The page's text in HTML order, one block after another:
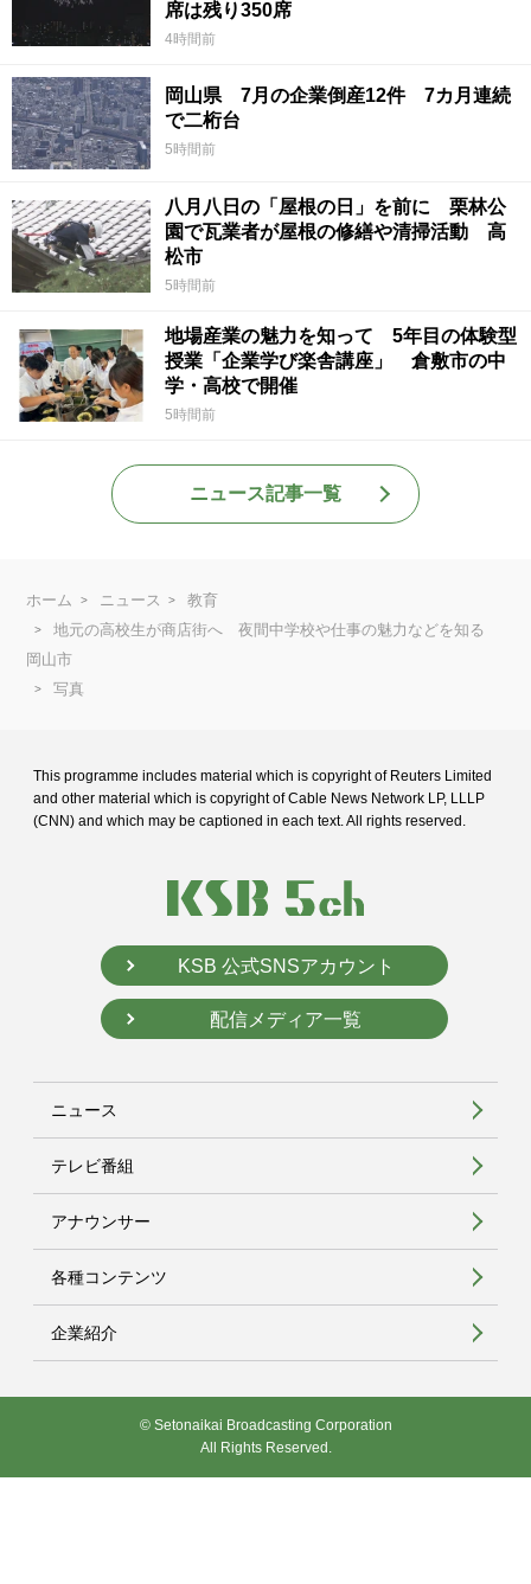
席は残り350席
4時間前
岡山県 7月の企業倒産12件 7カ月連続
で二桁台
5時間前
八月八日の「屋根の日」を前に 栗林公
園で瓦業者が屋根の修繕や清掃活動 高
松市
5時間前
地場産業の魅力を知って 5年目の体験型
授業「企業学び楽舎講座」 倉敷市の中
学・高校で開催
5時間前
ニュース記事一覧
ホーム ニュース
教育
地元の高校生が商店街へ 夜間中学校や仕事の魅力などを知る
岡山市
写真
This programme includes material which is copyright of Reuters Limited
and other material which is copyright of Cable News Network LP, LLLP
(CNN) and which may be captioned in each text. All rights reserved.
KSB 公式SNSアカウント
配信メディア一覧
ニュース
テレビ番組
アナウンサー
各種コンテンツ
企業紹介
© Setonaikai Broadcasting Corporation
All Rights Reserved.